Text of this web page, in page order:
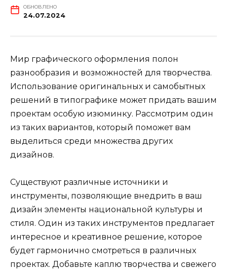
ОБНОВЛЕНО
24.07.2024
Мир графического оформления полон
разнообразия и возможностей для творчества.
Использование оригинальных и самобытных
решений в типографике может придать вашим
проектам особую изюминку. Рассмотрим один
из таких вариантов, который поможет вам
выделиться среди множества других
дизайнов.
Существуют различные источники и
инструменты, позволяющие внедрить в ваш
дизайн элементы национальной культуры и
стиля. Один из таких инструментов предлагает
интересное и креативное решение, которое
будет гармонично смотреться в различных
проектах. Добавьте каплю творчества и свежего